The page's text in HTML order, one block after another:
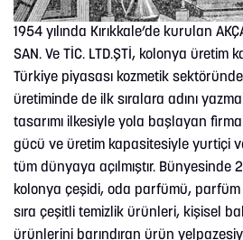
1954 yılında Kırıkkale’de kurulan
SAN. Ve TİC. LTD.ŞTİ, kolonya üretim
Türkiye piyasası kozmetik
üretiminde de ilk sıralara adını
tasarımı ilkesiyle yola başlayan
gücü ve üretim kapasitesiyle yurtiçi
tüm dünyaya açılmıştır. Bünyesinde
kolonya çeşidi, oda parfümü,
sıra çeşitli temizlik ürünleri, kişisel
ürünlerini barındıran ürün